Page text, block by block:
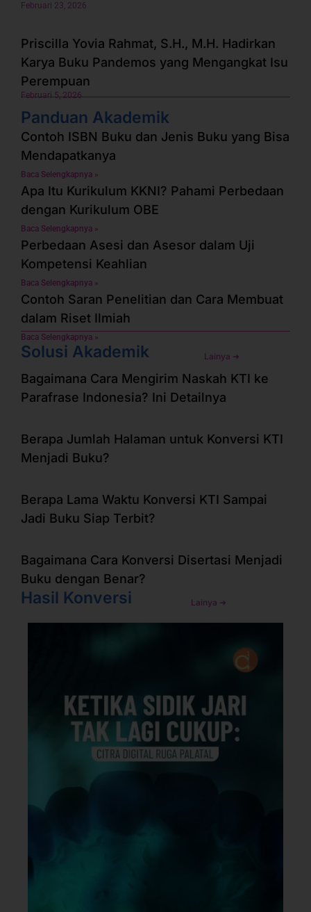
Februari 23, 2026
Priscilla Yovia Rahmat, S.H., M.H. Hadirkan
Karya Buku Pandemos yang Mengangkat Isu
Perempuan
Februari 5, 2026
Panduan Akademik
Contoh ISBN Buku dan Jenis Buku yang Bisa
Mendapatkanya
Baca Selengkapnya »
Apa Itu Kurikulum KKNI? Pahami Perbedaan
dengan Kurikulum OBE
Baca Selengkapnya »
Perbedaan Asesi dan Asesor dalam Uji
Kompetensi Keahlian
Baca Selengkapnya »
Contoh Saran Penelitian dan Cara Membuat
dalam Riset Ilmiah
Baca Selengkapnya »
Solusi Akademik Lainya ➜
Bagaimana Cara Mengirim Naskah KTI ke
Parafrase Indonesia? Ini Detailnya
Berapa Jumlah Halaman untuk Konversi KTI
Menjadi Buku?
Berapa Lama Waktu Konversi KTI Sampai
Jadi Buku Siap Terbit?
Bagaimana Cara Konversi Disertasi Menjadi
Buku dengan Benar?
Hasil Konversi Lainya ➜